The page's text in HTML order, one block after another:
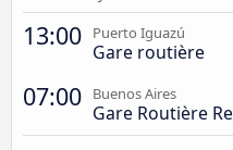
13:00 Puerto Iguazú
Gare routière
07:00 Buenos Aires
Gare Routière